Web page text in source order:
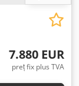
7.880 EUR
preț fix plus TVA